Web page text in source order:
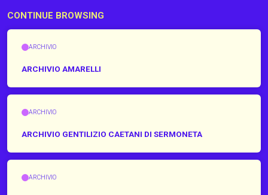
CONTINUE BROWSING
ARCHIVIO
ARCHIVIO AMARELLI
ARCHIVIO
ARCHIVIO GENTILIZIO CAETANI DI SERMONETA
ARCHIVIO